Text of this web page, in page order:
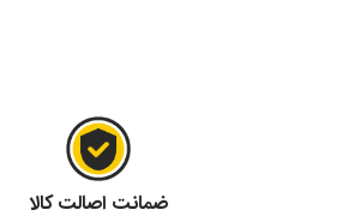
ضمانت اصالت کالا